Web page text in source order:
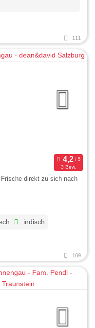
111
3 Bew.
direkt zu sich nach
indisch
109